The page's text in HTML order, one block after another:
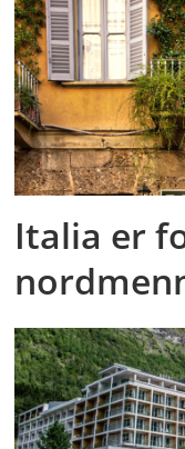
Italia er